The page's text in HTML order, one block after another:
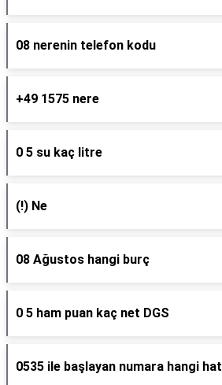
08 nerenin telefon kodu
+49 1575 nere
0 5 su kaç litre
(!) Ne
08 Ağustos hangi burç
0 5 ham puan kaç net DGS
0535 ile başlayan numara hangi hat